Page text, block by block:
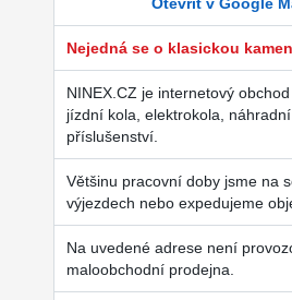
Nejedná se o klasickou
NINEX.CZ je internetový
jízdní kola, elektrokola,
příslušenství.
Většinu pracovní doby jsme na
výjezdech nebo expedujeme
Na uvedené adrese není
maloobchodní prodejna.